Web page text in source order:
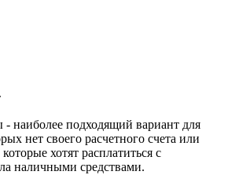
- наиболее подходящий вариант для
нет своего расчетного счета или
хотят расплатиться с
наличными средствами.